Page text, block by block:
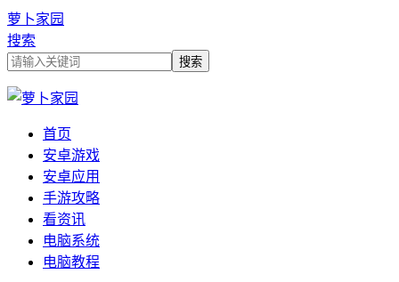
萝卜家园
搜索
首页
安卓游戏
安卓应用
手游攻略
看资讯
电脑系统
电脑教程